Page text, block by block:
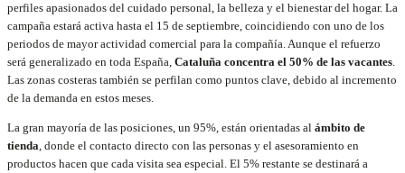
perfiles apasionados del cuidado personal, la belleza y el bienestar del hogar. La
campaña estará activa hasta el 15 de septiembre, coincidiendo con uno de los
periodos de mayor actividad comercial para la compañía. Aunque el refuerzo
será generalizado en toda España, Cataluña concentra el 50% de las vacantes.
Las zonas costeras también se perfilan como puntos clave, debido al incremento
de la demanda en estos meses.
La gran mayoría de las posiciones, un 95%, están orientadas al ámbito de
tienda, donde el contacto directo con las personas y el asesoramiento en
productos hacen que cada visita sea especial. El 5% restante se destinará a